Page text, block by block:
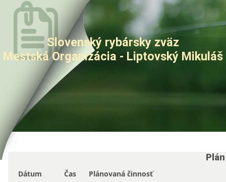
Slovenský rybársky zväz
Mestská Organizácia - Liptovský Mikuláš
Dátum Čas
Plánovaná činnosť